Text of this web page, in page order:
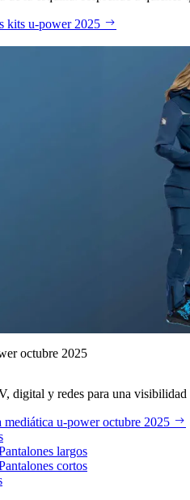
kits u‑power 2025
octubre 2025
digital y redes para una
mediática u‑power octubre 2025
largos
cortos